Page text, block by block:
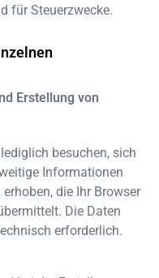
für Steuerzwecke.
Erstellung von
lediglich besuchen, sich
Informationen
die Ihr Browser
Die Daten
erforderlich.